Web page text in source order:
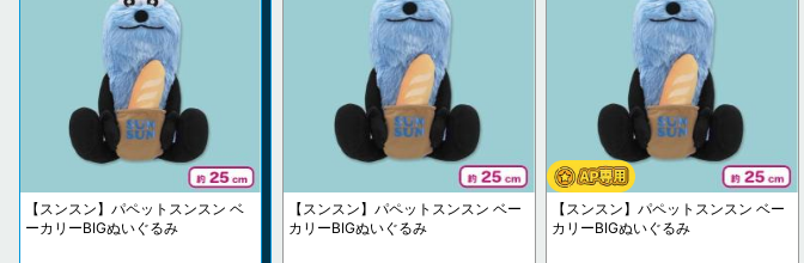
【スンスン】パペットスンスン ベ
ーカリーBIGぬいぐるみ
【スンスン】パペットスンスン ベー
カリーBIGぬいぐるみ
【スンスン】パペットスンスン ベー
カリーBIGぬいぐるみ